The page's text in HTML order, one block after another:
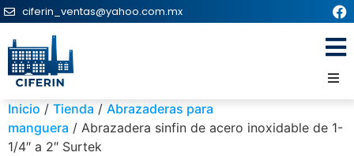
ciferin_ventas@yahoo.com.mx
Inicio / Tienda / Abrazaderas para
manguera / Abrazadera sinfin de acero inoxidable de 1-
1/4″ a 2″ Surtek